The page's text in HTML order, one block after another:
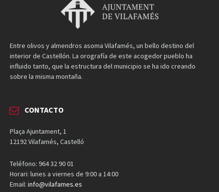
Entre olivos y almendros asoma Vilafamés, un bello destino del
interior de Castellón. La orografía de este acogedor pueblo ha
influido tanto, que la estructura del municipio se ha ido creando
sobre la misma montaña.
CONTACTO
Plaça Ajuntament, 1
12192 Vilafamés, Castelló
Teléfono: 964 32 90 01
Horari: lunes a viernes de 9:00 a 14:00
Email: info@vilafames.es